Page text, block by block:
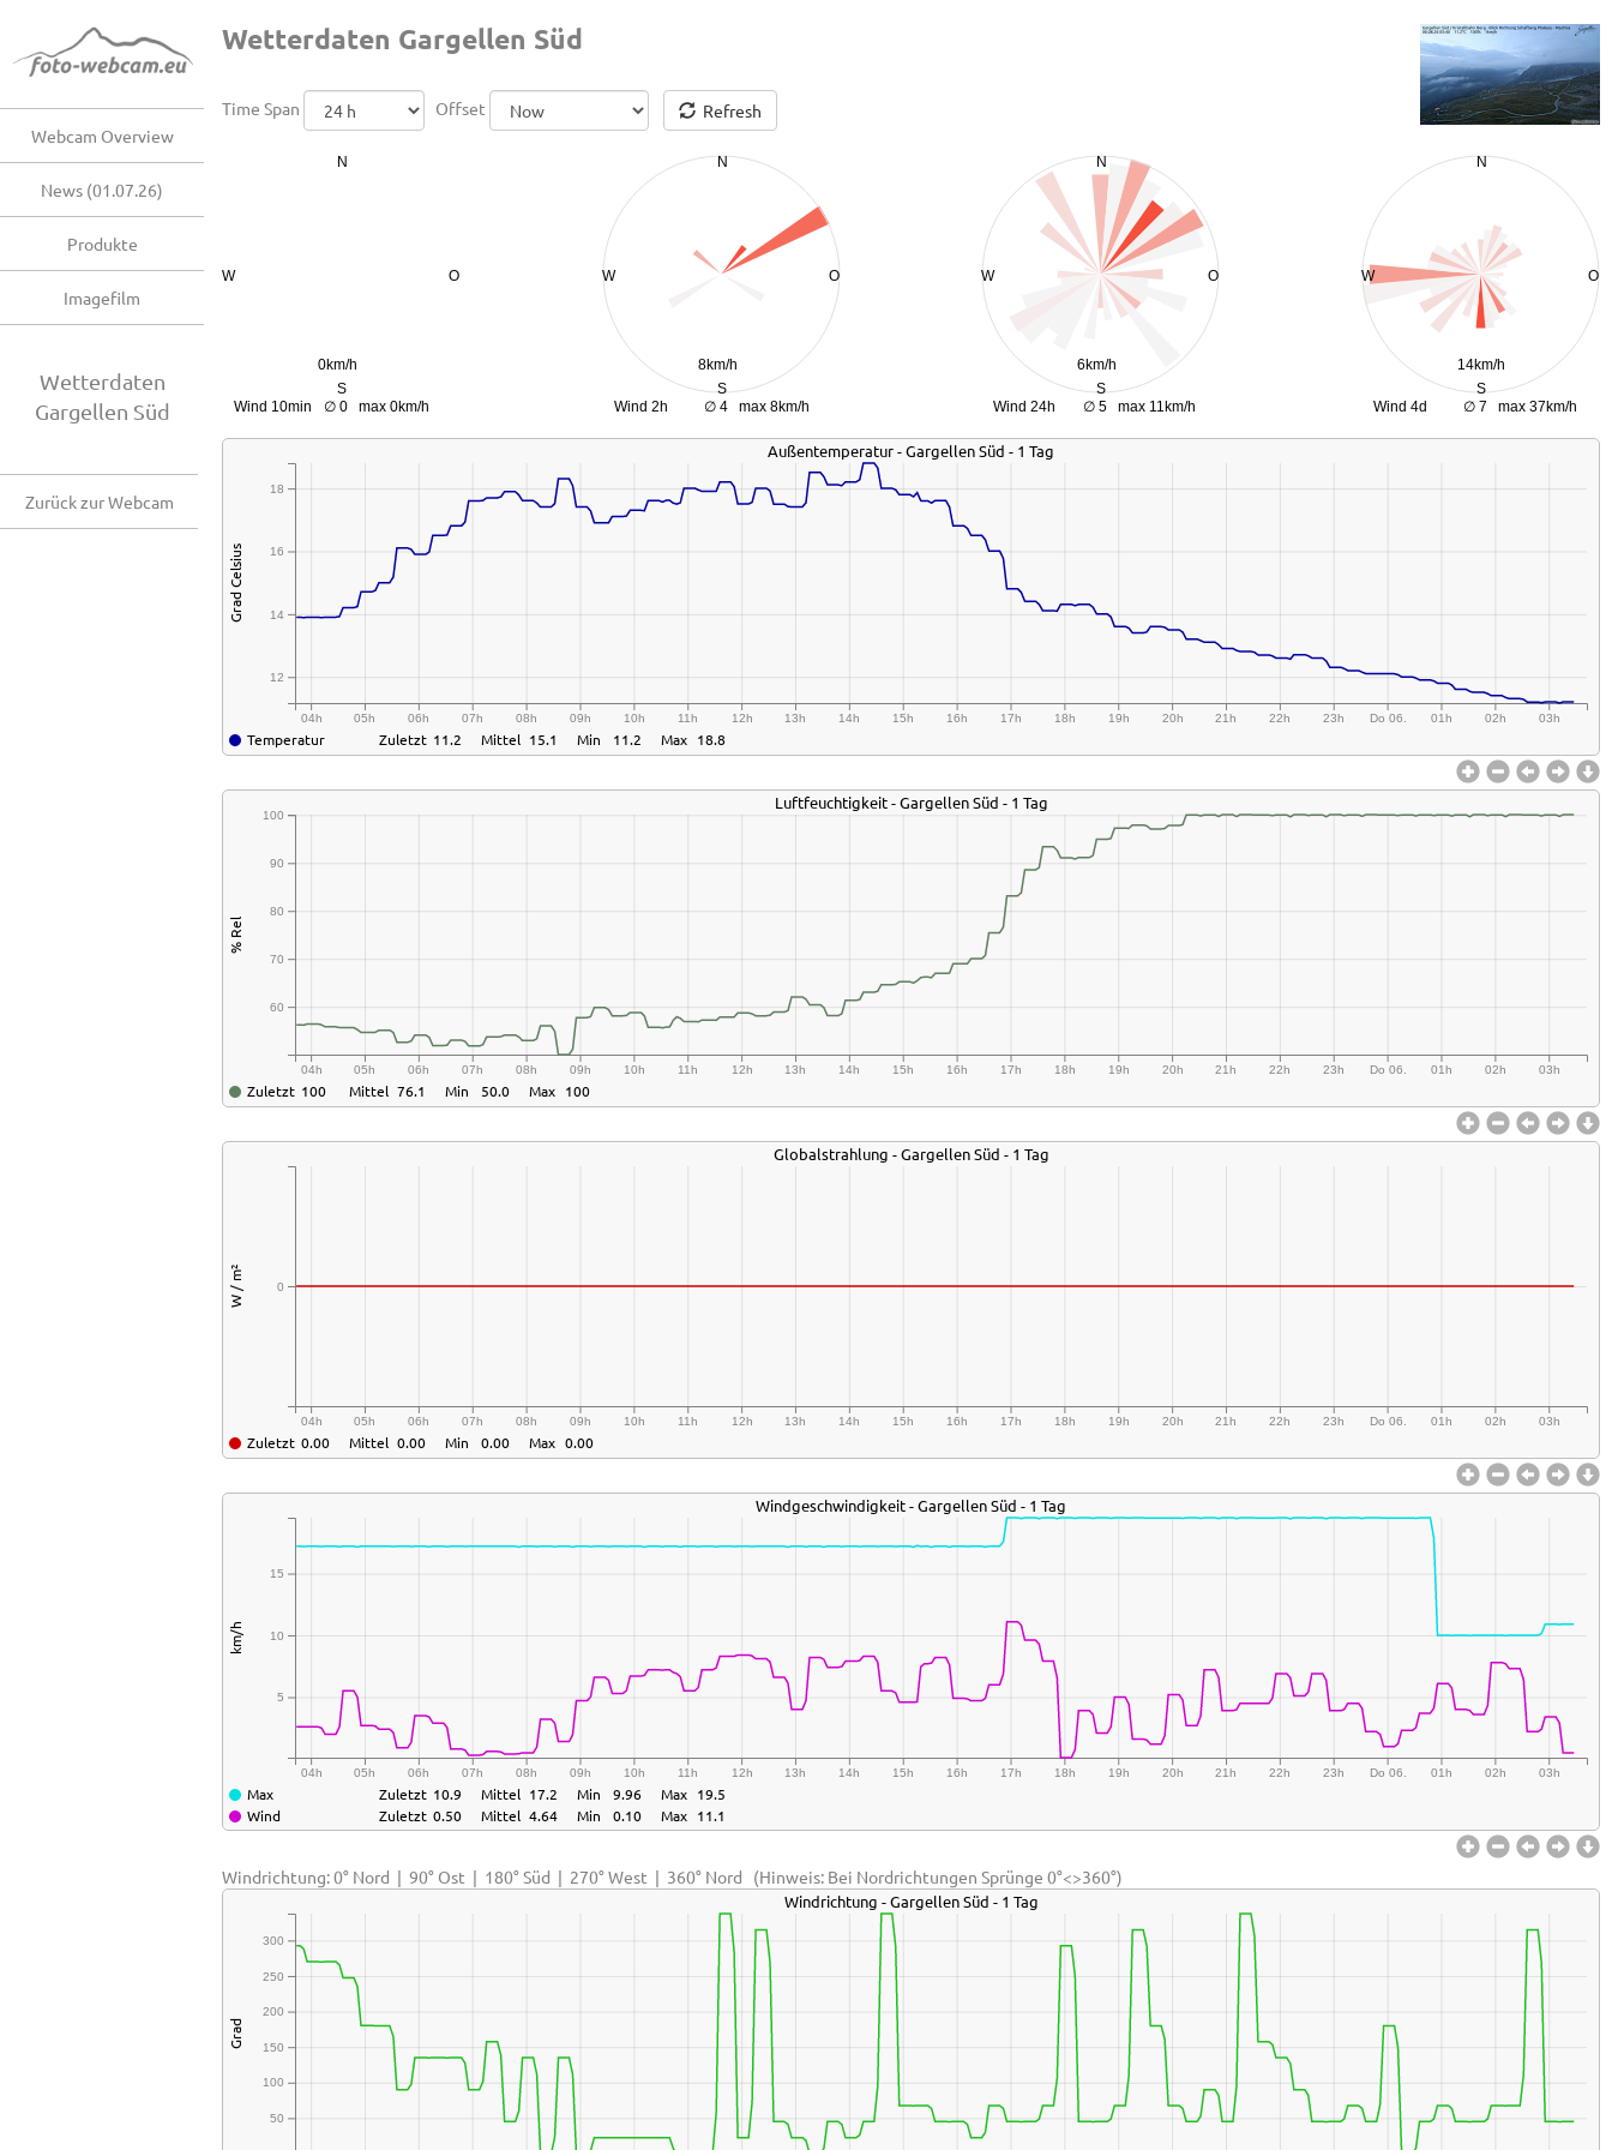
Webcam Overview
News (01.07.26)
Produkte
Imagefilm
Wetterdaten
Gargellen Süd
Zurück zur Webcam
Wetterdaten Gargellen Süd
Time Span Offset Refresh
Außentemperatur - Gargellen Süd - 1 Tag
04h 05h 06h 07h 08h 09h 10h 11h 12h 13h 14h 15h 16h 17h 18h 19h 20h 21h 22h 23h Do 06. 01h 02h 03h
12
14
16
18
Grad Celsius
Temperatur Zuletzt 11.2 Mittel 15.1 Min 11.2 Max 18.8
Luftfeuchtigkeit - Gargellen Süd - 1 Tag
04h 05h 06h 07h 08h 09h 10h 11h 12h 13h 14h 15h 16h 17h 18h 19h 20h 21h 22h 23h Do 06. 01h 02h 03h
60
70
80
90
100
% Rel
Zuletzt 100 Mittel 76.1 Min 50.0 Max 100
Globalstrahlung - Gargellen Süd - 1 Tag
04h 05h 06h 07h 08h 09h 10h 11h 12h 13h 14h 15h 16h 17h 18h 19h 20h 21h 22h 23h Do 06. 01h 02h 03h
0
W / m²
Zuletzt 0.00 Mittel 0.00 Min 0.00 Max 0.00
Windgeschwindigkeit - Gargellen Süd - 1 Tag
04h 05h 06h 07h 08h 09h 10h 11h 12h 13h 14h 15h 16h 17h 18h 19h 20h 21h 22h 23h Do 06. 01h 02h 03h
5
10
15
km/h
Max
Wind
Zuletzt
Zuletzt
10.9
0.50
Mittel
Mittel
17.2
4.64
Min
Min
9.96
0.10
Max
Max
19.5
11.1
Windrichtung: 0° Nord | 90° Ost | 180° Süd | 270° West | 360° Nord (Hinweis: Bei Nordrichtungen Sprünge 0°<>360°)
Windrichtung - Gargellen Süd - 1 Tag
50
100
150
200
250
300
Grad